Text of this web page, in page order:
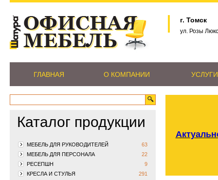
г. Томск
ул. Розы
ГЛАВНАЯ О КОМПАНИИ УСЛУГИ
Каталог продукции
МЕБЕЛЬ ДЛЯ РУКОВОДИТЕЛЕЙ
63
МЕБЕЛЬ ДЛЯ ПЕРСОНАЛА
22
РЕСЕПШН
9
КРЕСЛА И СТУЛЬЯ
291